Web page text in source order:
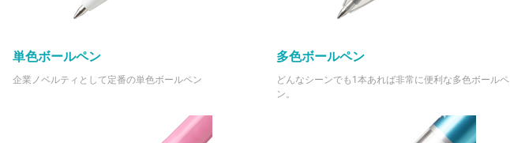
単色ボールペン
企業ノベルティとして定番の単色ボールペン
多色ボールペン
どんなシーンでも1本あれば非常に便利な多色ボールペ
ン。